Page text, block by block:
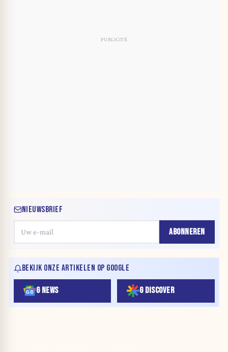
NIEUWSBRIEF
ABONNEREN
BEKIJK ONZE ARTIKELEN OP GOOGLE
G NEWS G DISCOVER